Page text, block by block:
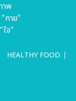
าพ
กาย"
ใจ"
HEALTHY FOOD